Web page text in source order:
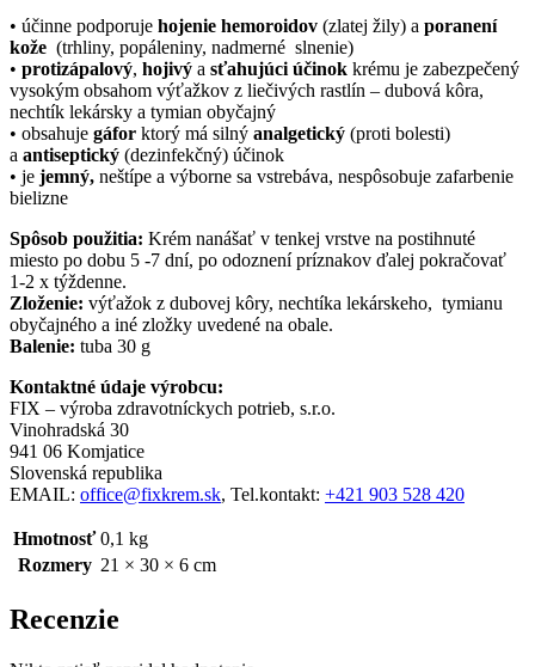
• účinne podporuje hojenie hemoroidov (zlatej žily) a poranení
kože (trhliny, popáleniny, nadmerné slnenie)
• protizápalový, hojivý a sťahujúci účinok krému je zabezpečený
vysokým obsahom výťažkov z liečivých rastlín – dubová kôra,
nechtík lekársky a tymian obyčajný
• obsahuje gáfor ktorý má silný analgetický (proti bolesti)
a antiseptický (dezinfekčný) účinok
• je jemný, neštípe a výborne sa vstrebáva, nespôsobuje zafarbenie
bielizne
Spôsob použitia: Krém nanášať v tenkej vrstve na postihnuté
miesto po dobu 5 -7 dní, po odoznení príznakov ďalej pokračovať
1-2 x týždenne.
Zloženie: výťažok z dubovej kôry, nechtíka lekárskeho, tymianu
obyčajného a iné zložky uvedené na obale.
Balenie: tuba 30 g
Kontaktné údaje výrobcu:
FIX – výroba zdravotníckych potrieb, s.r.o.
Vinohradská 30
941 06 Komjatice
Slovenská republika
EMAIL: office@fixkrem.sk, Tel.kontakt: +421 903 528 420
Hmotnosť 0,1 kg
Rozmery 21 × 30 × 6 cm
Recenzie